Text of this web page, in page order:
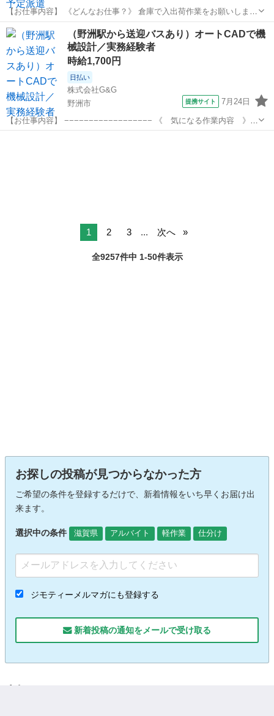
【お仕事内容】 《どんなお仕事？》 倉庫で入出荷作業をお願いしま
す。 ＼具体的には！／ ・入荷商品の仕分け ・フォークリフトで運搬
全て段ボールごとの扱いです。 フォークリフトと手作業どちらもあり
ます。 昼は社員食堂の...
滋賀 三雲駅 仕分け
（野洲駅から送迎バスあり）オートCADで機
械設計／実務経験者
時給1,700円
日払い
株式会社G&G
野洲市
提携サイト 7月24日
【お仕事内容】 −−−−−−−−−−−−−−−−−− 《 気になる作業内容 》
AutoCADを使って、 工作機械の図面作成や設計業務を お任せしま
1 2 3 ... 次へ
全9257件中 1-50件表示
お探しの投稿が見つからなかった方
ご希望の条件を登録するだけで、新着情報をいち早くお届け出
来ます。
選択中の条件 滋賀県 アルバイト 軽作業 仕分け
ジモティーメルマガにも登録する
新着投稿の通知をメールで受け取る